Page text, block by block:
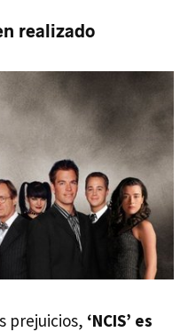
realizado
prejuicios, ‘NCIS’ es